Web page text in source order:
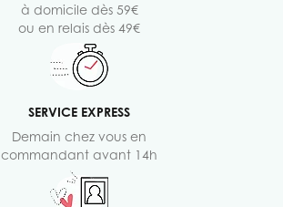
à domicile dès 59€
ou en relais dès 49€
SERVICE EXPRESS
Demain chez vous en
commandant avant 14h